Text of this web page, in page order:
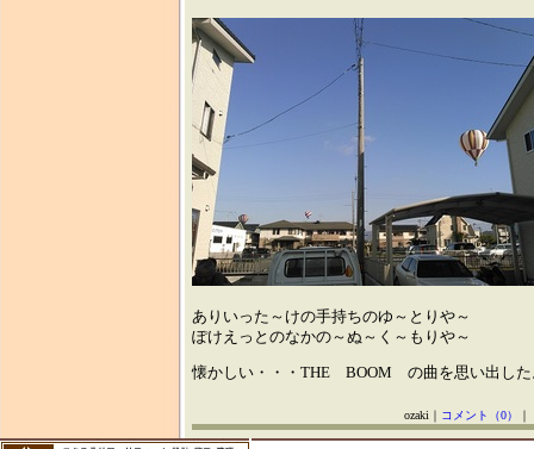
ありいった～けの手持ちのゆ～とりや～
ぽけえっとのなかの～ぬ～く～もりや～
懐かしい・・・THE BOOM の曲を思い出した
ozaki｜ コメント（0） ｜